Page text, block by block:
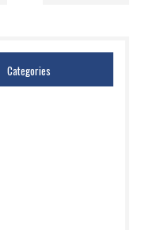
Categories